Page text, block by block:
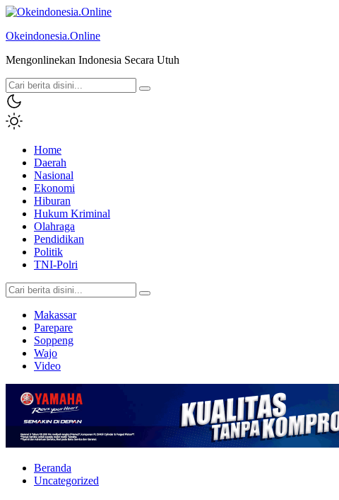
Okeindonesia.Online
Mengonlinekan Indonesia Secara Utuh
Home
Daerah
Nasional
Ekonomi
Hiburan
Hukum Kriminal
Olahraga
Pendidikan
Politik
TNI-Polri
Makassar
Parepare
Soppeng
Wajo
Video
Beranda
Uncategorized